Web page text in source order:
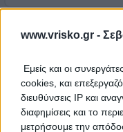
www.vrisko.gr -
Εμείς και οι
cookies, και
διευθύνσεις IP και
διαφημίσεις και το
μετρήσουμε την
και μονόχωρα όλα
με θέα στο αιγαίο
στην τραπεζαρία
προσκαλούμε να
χαμόγελο των
Στοιχεία
ΚΤΗΜΑ
Ενοικιαζόμενα
Κάμπος &